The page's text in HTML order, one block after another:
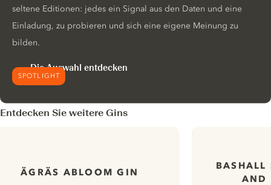
SPOTLIGHT
seltene Editionen: jedes ein Signal aus den Daten und eine
Einladung, zu probieren und sich eine eigene Meinung zu
bilden.
Die Auswahl entdecken
Entdecken Sie weitere Gins
ÄGRÄS ABLOOM GIN
BASHALL
AND